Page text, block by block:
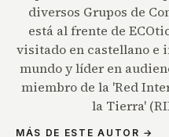
diversos Grupos de
está al frente de
visitado en castellano e
mundo y líder en
miembro de la 'Red
la Tierra'
MÁS DE ESTE AUTOR →